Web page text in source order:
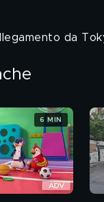
da
6 MIN